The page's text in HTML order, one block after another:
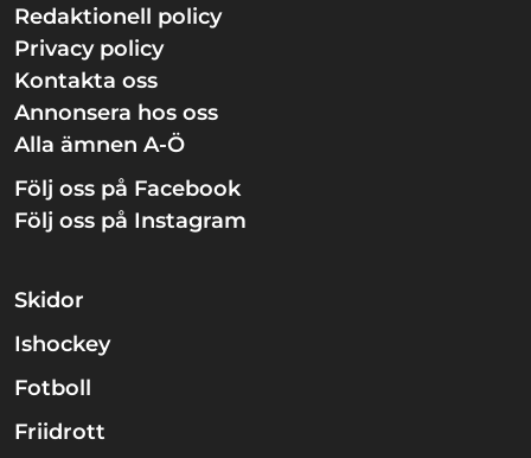
Redaktionell policy
Privacy policy
Kontakta oss
Annonsera hos oss
Alla ämnen A-Ö
Följ oss på Facebook
Följ oss på Instagram
Skidor
Ishockey
Fotboll
Friidrott